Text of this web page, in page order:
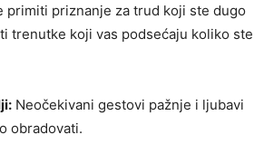
primiti priznanje za trud koji ste dugo
trenutke koji vas podsećaju koliko ste
Neočekivani gestovi pažnje i ljubavi
obradovati.